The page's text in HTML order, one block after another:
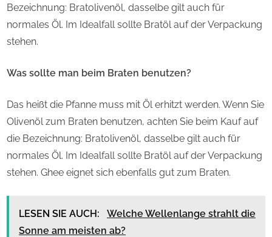
Bezeichnung: Bratolivenöl, dasselbe gilt auch für
normales Öl. Im Idealfall sollte Bratöl auf der Verpackung
stehen.
Was sollte man beim Braten benutzen?
Das heißt die Pfanne muss mit Öl erhitzt werden. Wenn Sie
Olivenöl zum Braten benutzen, achten Sie beim Kauf auf
die Bezeichnung: Bratolivenöl, dasselbe gilt auch für
normales Öl. Im Idealfall sollte Bratöl auf der Verpackung
stehen. Ghee eignet sich ebenfalls gut zum Braten.
LESEN SIE AUCH:
Welche Wellenlange strahlt die
Sonne am meisten ab?